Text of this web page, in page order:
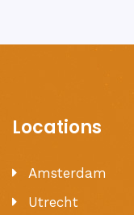
Locations
Amsterdam
Utrecht